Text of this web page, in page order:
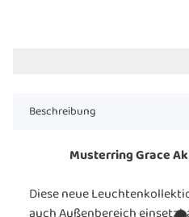
Beschreibung
Musterring Grace
Diese neue